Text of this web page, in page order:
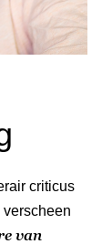
criticus
verscheen
van